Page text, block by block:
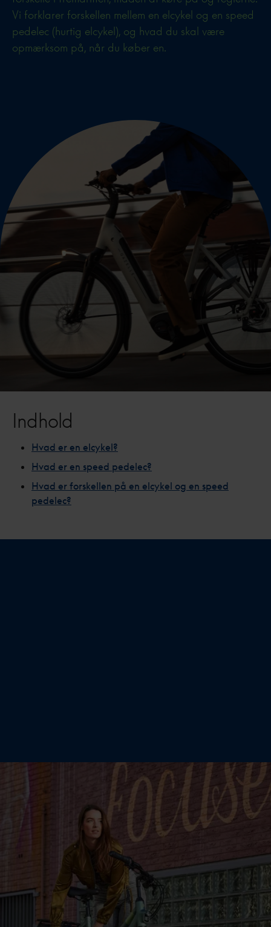
Vi forklarer forskellen mellem en elcykel og en speed
pedelec (hurtig elcykel), og hvad du skal være
opmærksom på, når du køber en.
Indhold
Hvad er en elcykel?
Hvad er en speed pedelec?
Hvad er forskellen på en elcykel og en speed
pedelec?